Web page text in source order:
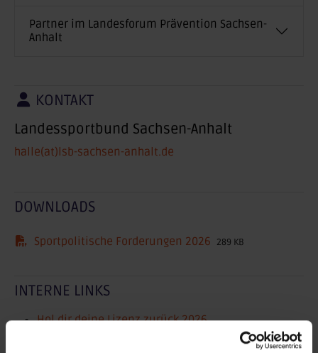
Partner im Landesforum Prävention Sachsen-
Anhalt
KONTAKT
Landessportbund Sachsen-Anhalt
halle(at)lsb-sachsen-anhalt.de
DOWNLOADS
Sportpolitische Forderungen 2026 289 KB
INTERNE LINKS
Hol dir deine Lizenz zurück 2026